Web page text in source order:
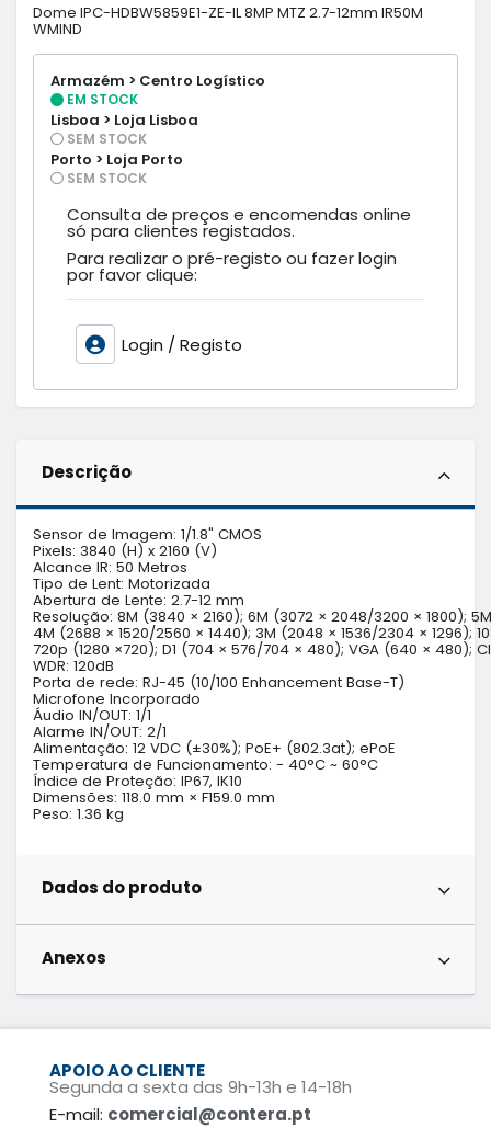
Dome IPC-HDBW5859E1-ZE-IL 8MP MTZ 2.7-12mm IR50M
WMIND
Armazém > Centro Logístico
EM STOCK
Lisboa > Loja Lisboa
SEM STOCK
Porto > Loja Porto
SEM STOCK
Consulta de preços e encomendas online
só para clientes registados.
Para realizar o pré-registo ou fazer login
por favor clique:
Login / Registo
Descrição
Sensor de Imagem: 1/1.8" CMOS
Pixels: 3840 (H) x 2160 (V)
Alcance IR: 50 Metros
Tipo de Lent: Motorizada
Abertura de Lente: 2.7-12 mm
Resolução: 8M (3840 × 2160); 6M (3072 × 2048/3200 × 1800);
4M (2688 × 1520/2560 × 1440); 3M (2048 × 1536/2304 × 1296);
720p (1280 ×720); D1 (704 × 576/704 × 480); VGA (640 × 480);
WDR: 120dB
Porta de rede: RJ-45 (10/100 Enhancement Base-T)
Microfone Incorporado
Áudio IN/OUT: 1/1
Alarme IN/OUT: 2/1
Alimentação: 12 VDC (±30%); PoE+ (802.3at); ePoE
Temperatura de Funcionamento: - 40°C ~ 60°C
Índice de Proteção: IP67, IK10
Dimensões: 118.0 mm × F159.0 mm
Peso: 1.36 kg
Dados do produto
Anexos
APOIO AO CLIENTE
Segunda a sexta das 9h-13h e 14-18h
E-mail: comercial@contera.pt